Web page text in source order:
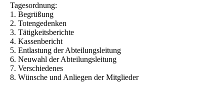
Tagesordnung:
1. Begrüßung
2. Totengedenken
3. Tätigkeitsberichte
4. Kassenbericht
5. Entlastung der Abteilungsleitung
6. Neuwahl der Abteilungsleitung
7. Verschiedenes
8. Wünsche und Anliegen der Mitglieder